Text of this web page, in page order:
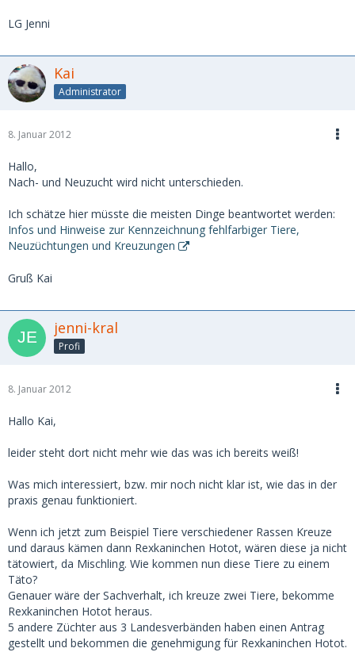
LG Jenni
Kai
Administrator
8. Januar 2012
Hallo,
Nach- und Neuzucht wird nicht unterschieden.
Ich schätze hier müsste die meisten Dinge beantwortet werden:
Infos und Hinweise zur Kennzeichnung fehlfarbiger Tiere,
Neuzüchtungen und Kreuzungen
Gruß Kai
jenni-kral
Profi
8. Januar 2012
Hallo Kai,
leider steht dort nicht mehr wie das was ich bereits weiß!
Was mich interessiert, bzw. mir noch nicht klar ist, wie das in der
praxis genau funktioniert.
Wenn ich jetzt zum Beispiel Tiere verschiedener Rassen Kreuze
und daraus kämen dann Rexkaninchen Hotot, wären diese ja nicht
tätowiert, da Mischling. Wie kommen nun diese Tiere zu einem
Täto?
Genauer wäre der Sachverhalt, ich kreuze zwei Tiere, bekomme
Rexkaninchen Hotot heraus.
5 andere Züchter aus 3 Landesverbänden haben einen Antrag
gestellt und bekommen die genehmigung für Rexkaninchen Hotot.